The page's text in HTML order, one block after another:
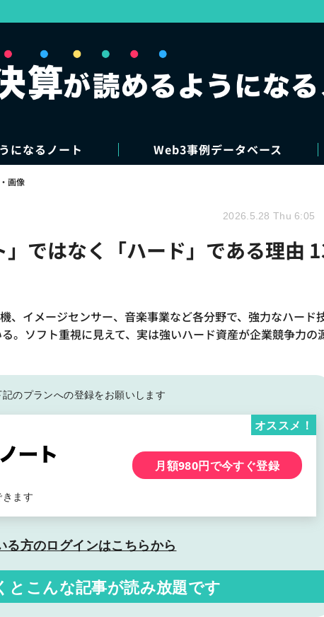
になるノート Web3事例データベース
画像
ではなく「ハード」である理由
、イメージセンサー、音楽事業など各分野で、強力なハード
。ソフト重視に見えて、実は強いハード資産が企業競争力の
2026.5.28 Thu 6:05
のプランへの登録をお願いします
ます
オススメ！
月額980円で今すぐ登録
る方のログインはこちらから
と こんな記事が読み放題です